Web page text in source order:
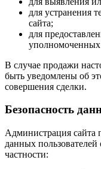
для устранения
сайта;
для
уполномоченных
В случае продажи
быть уведомлены об
совершения сделки.
Безопасность
Администрация сайта
данных
частности: